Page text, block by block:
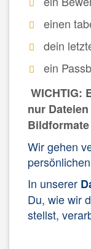
einen
dein
ein
WICHTIG:
nur
Wir gehen
In unserer
Du, wie wir
stellst,